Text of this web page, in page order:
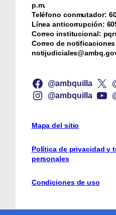
p.m.
Teléfono conmutador:
Línea anticorrupción:
Correo institucional:
Correo de
@ambquilla
@ambquilla
Mapa del sitio
Política de privacidad y
personales
Condiciones de uso